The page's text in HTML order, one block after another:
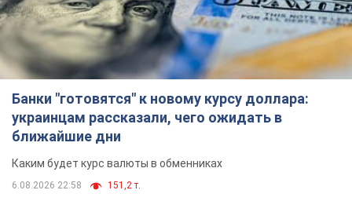
Банки "готовятся" к новому курсу доллара:
украинцам рассказали, чего ожидать в
ближайшие дни
Каким будет курс валюты в обменниках
6.08.2026 22:58 151,2 т.